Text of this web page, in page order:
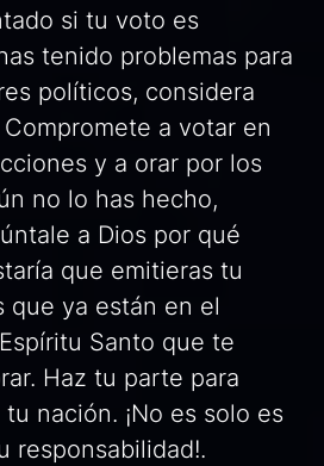
si tu voto es
tenido problemas para
políticos, considera
a votar en
y a orar por los
no lo has hecho,
a Dios por qué
que emitieras tu
que ya están en el
Santo que te
Haz tu parte para
nación. ¡No es solo es
responsabilidad!.